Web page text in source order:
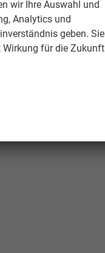
wir Ihre Auswahl und
Analytics und
geben. Sie
Wirkung für die Zukunft